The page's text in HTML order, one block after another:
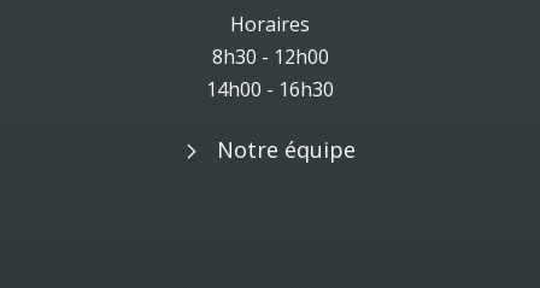
Horaires
8h30 - 12h00
14h00 - 16h30
Notre équipe